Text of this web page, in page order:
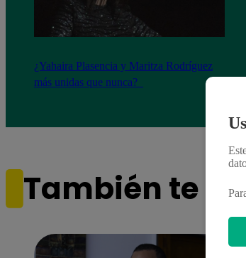
¿Yahaira Plasencia y Maritza Rodríguez
más unidas que nunca?
También te